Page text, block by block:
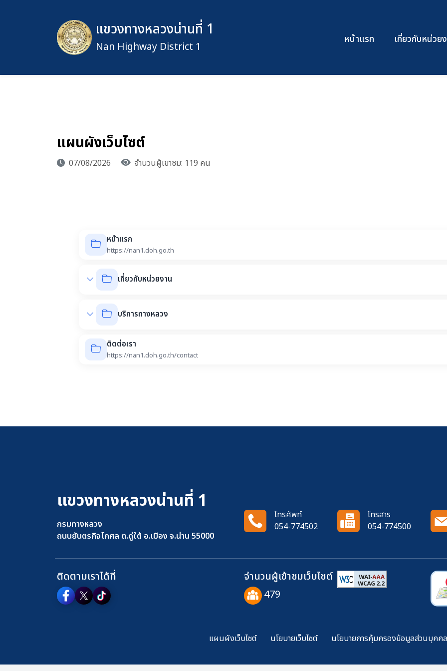
แขวงทางหลวงน่านที่ 1
Nan Highway District 1
หน้าแรก เกี่ยวกับหน่วย
แผนผังเว็บไซต์
07/08/2026 จำนวนผู้เขาชม: 119 คน
หน้าแรก
https://nan1.doh.go.th
เกี่ยวกับหน่วยงาน
บริการทางหลวง
ติดต่อเรา
https://nan1.doh.go.th/contact
แขวงทางหลวงน่านที่ 1
กรมทางหลวง
ถนนยันตรกิจโกศล ต.ดู่ใต้ อ.เมือง จ.น่าน 55000
โทรศัพท์
054-774502
โทรสาร
054-774500
ติดตามเราได้ที่
จำนวนผู้เข้าชมเว็บไซต์
479
แผนผังเว็บไซต์ นโยบายเว็บไซต์ นโยบายการคุ้มครองข้อมูลส่วนบุคคล